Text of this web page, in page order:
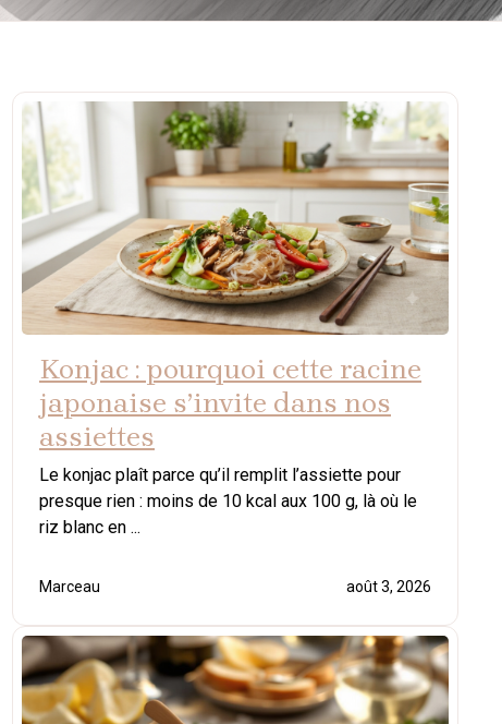
Konjac : pourquoi cette racine
japonaise s’invite dans nos
assiettes
Le konjac plaît parce qu’il remplit l’assiette pour
presque rien : moins de 10 kcal aux 100 g, là où le
riz blanc en ...
Marceau août 3, 2026